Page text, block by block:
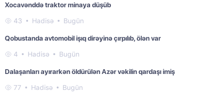
Xocavənddə traktor minaya düşüb
43 Hadisə Bugün
Qobustanda avtomobil işıq dirəyinə çırpılıb, ölən var
4 Hadisə Bugün
Dalaşanları ayırarkən öldürülən Azər vəkilin qardaşı imiş
77 Hadisə Bugün